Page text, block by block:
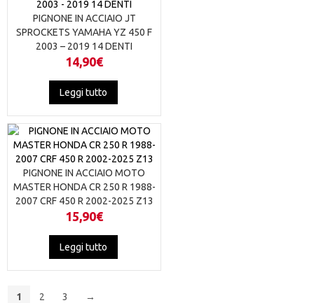
PIGNONE IN ACCIAIO JT
SPROCKETS YAMAHA YZ 450 F
2003 – 2019 14 DENTI
14,90€
Leggi tutto
PIGNONE IN ACCIAIO MOTO
MASTER HONDA CR 250 R 1988-
2007 CRF 450 R 2002-2025 Z13
15,90€
Leggi tutto
1 2 3 →